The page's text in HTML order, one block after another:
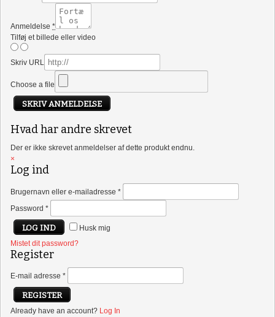
Anmeldelse *
Tilføj et billede eller video
Skriv URL
Choose a file
SKRIV ANMELDELSE
Hvad har andre skrevet
Der er ikke skrevet anmeldelser af dette produkt endnu.
×
Log ind
Brugernavn eller e-mailadresse *
Password *
Husk mig
Mistet dit password?
Register
E-mail adresse *
Already have an account? Log In